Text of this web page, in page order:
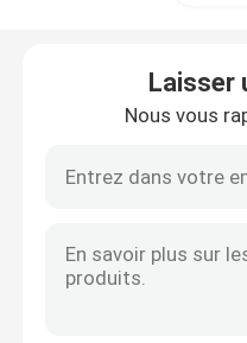
Windows 11
Le serveur Windows
Laisser
Nous vous